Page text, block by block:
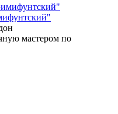
мастером по